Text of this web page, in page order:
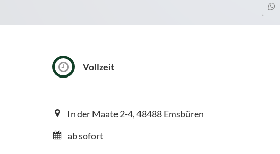
Vollzeit
In der Maate 2-4, 48488 Emsbüren
ab sofort